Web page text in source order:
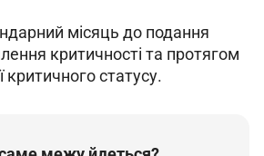
місяць до подання
критичності та протягом
критичного статусу.